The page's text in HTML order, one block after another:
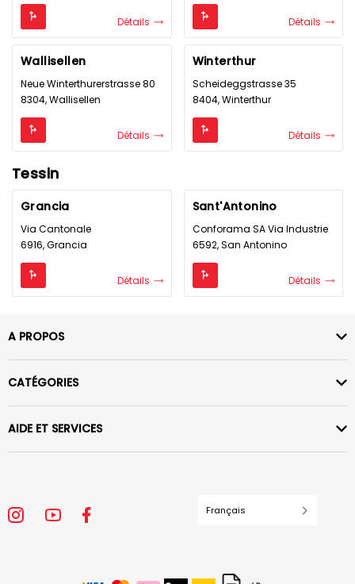
Détails Détails
Wallisellen
Neue Winterthurerstrasse 80
8304, Wallisellen
Détails
Winterthur
Scheideggstrasse 35
8404, Winterthur
Détails
Tessin
Grancia
Via Cantonale
6916, Grancia
Détails
Sant'Antonino
Conforama SA Via Industrie
6592, San Antonino
Détails
A PROPOS
CATÉGORIES
AIDE ET SERVICES
Français